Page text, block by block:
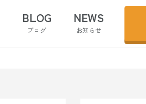
BLOG
ブログ
NEWS
お知らせ